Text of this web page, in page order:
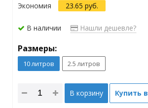
Экономия 23.65 руб.
В наличии Нашли дешевле?
Размеры:
10 литров 2.5 литров
В корзину Купить